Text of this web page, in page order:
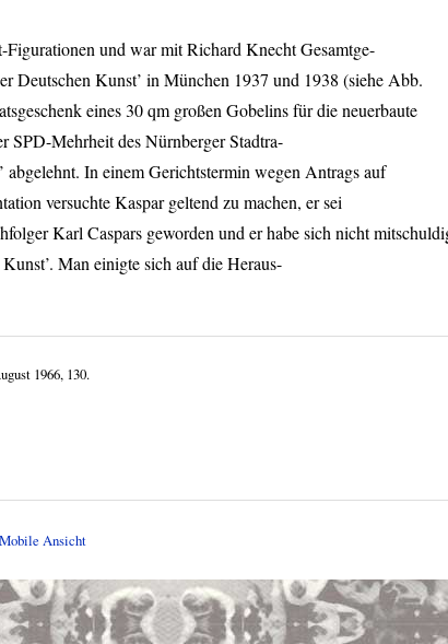
Figurationen und war mit Richard Knecht Gesamtge-
Deutschen Kunst’ in München 1937 und 1938 (siehe Abb.
eines 30 qm großen Gobelins für die neuerbaute
SPD-Mehrheit des Nürnberger Stadtra-
In einem Gerichtstermin wegen Antrags auf
versuchte Kaspar geltend zu machen, er sei
Karl Caspars geworden und er habe sich nicht
Man einigte sich auf die Heraus-
1966, 130.
Mobile Ansicht